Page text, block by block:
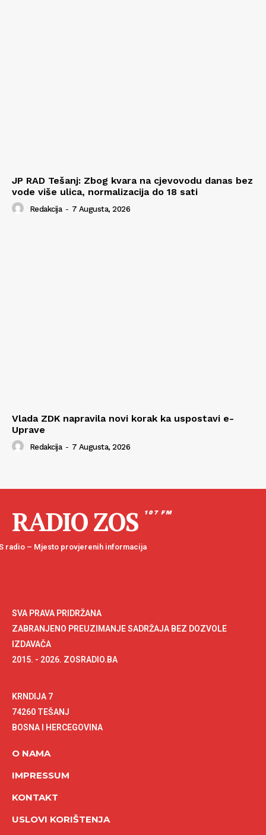
JP RAD Tešanj: Zbog kvara na cjevovodu danas bez
vode više ulica, normalizacija do 18 sati
Redakcija - 7 Augusta, 2026
Vlada ZDK napravila novi korak ka uspostavi e-
Uprave
Redakcija - 7 Augusta, 2026
RADIO ZOS 107 FM
radio – Mjesto provjerenih informacija
SVA PRAVA PRIDRŽANA
ZABRANJENO PREUZIMANJE SADRŽAJA BEZ DOZVOLE
IZDAVAČA
2015. - 2026. ZOSRADIO.BA
KRNDIJA 7
74260 TEŠANJ
BOSNA I HERCEGOVINA
O NAMA
IMPRESSUM
KONTAKT
USLOVI KORIŠTENJA